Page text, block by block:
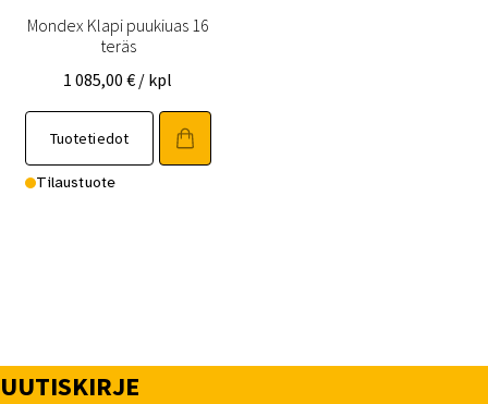
Mondex Klapi puukiuas 16
teräs
1 085,00€ / kpl
Tuotetiedot
Tilaustuote
UUTISKIRJE